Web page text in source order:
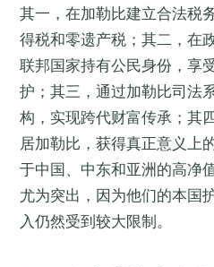
其一，在加勒比建立合法税
得税和零遗产税；其二，在
联邦国家持有公民身份，享
护；其三，通过加勒比司法
构，实现跨代财富传承；其
居加勒比，获得真正意义上
于中国、中东和亚洲的高净
尤为突出，因为他们的本国
入仍然受到较大限制。